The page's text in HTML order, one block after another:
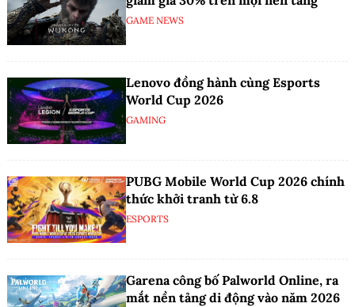
GAME NEWS
Lenovo đồng hành cùng Esports
World Cup 2026
GAMING
PUBG Mobile World Cup 2026 chính
thức khởi tranh từ 6.8
ESPORTS
Garena công bố Palworld Online, ra
mắt nền tảng di động vào năm 2026